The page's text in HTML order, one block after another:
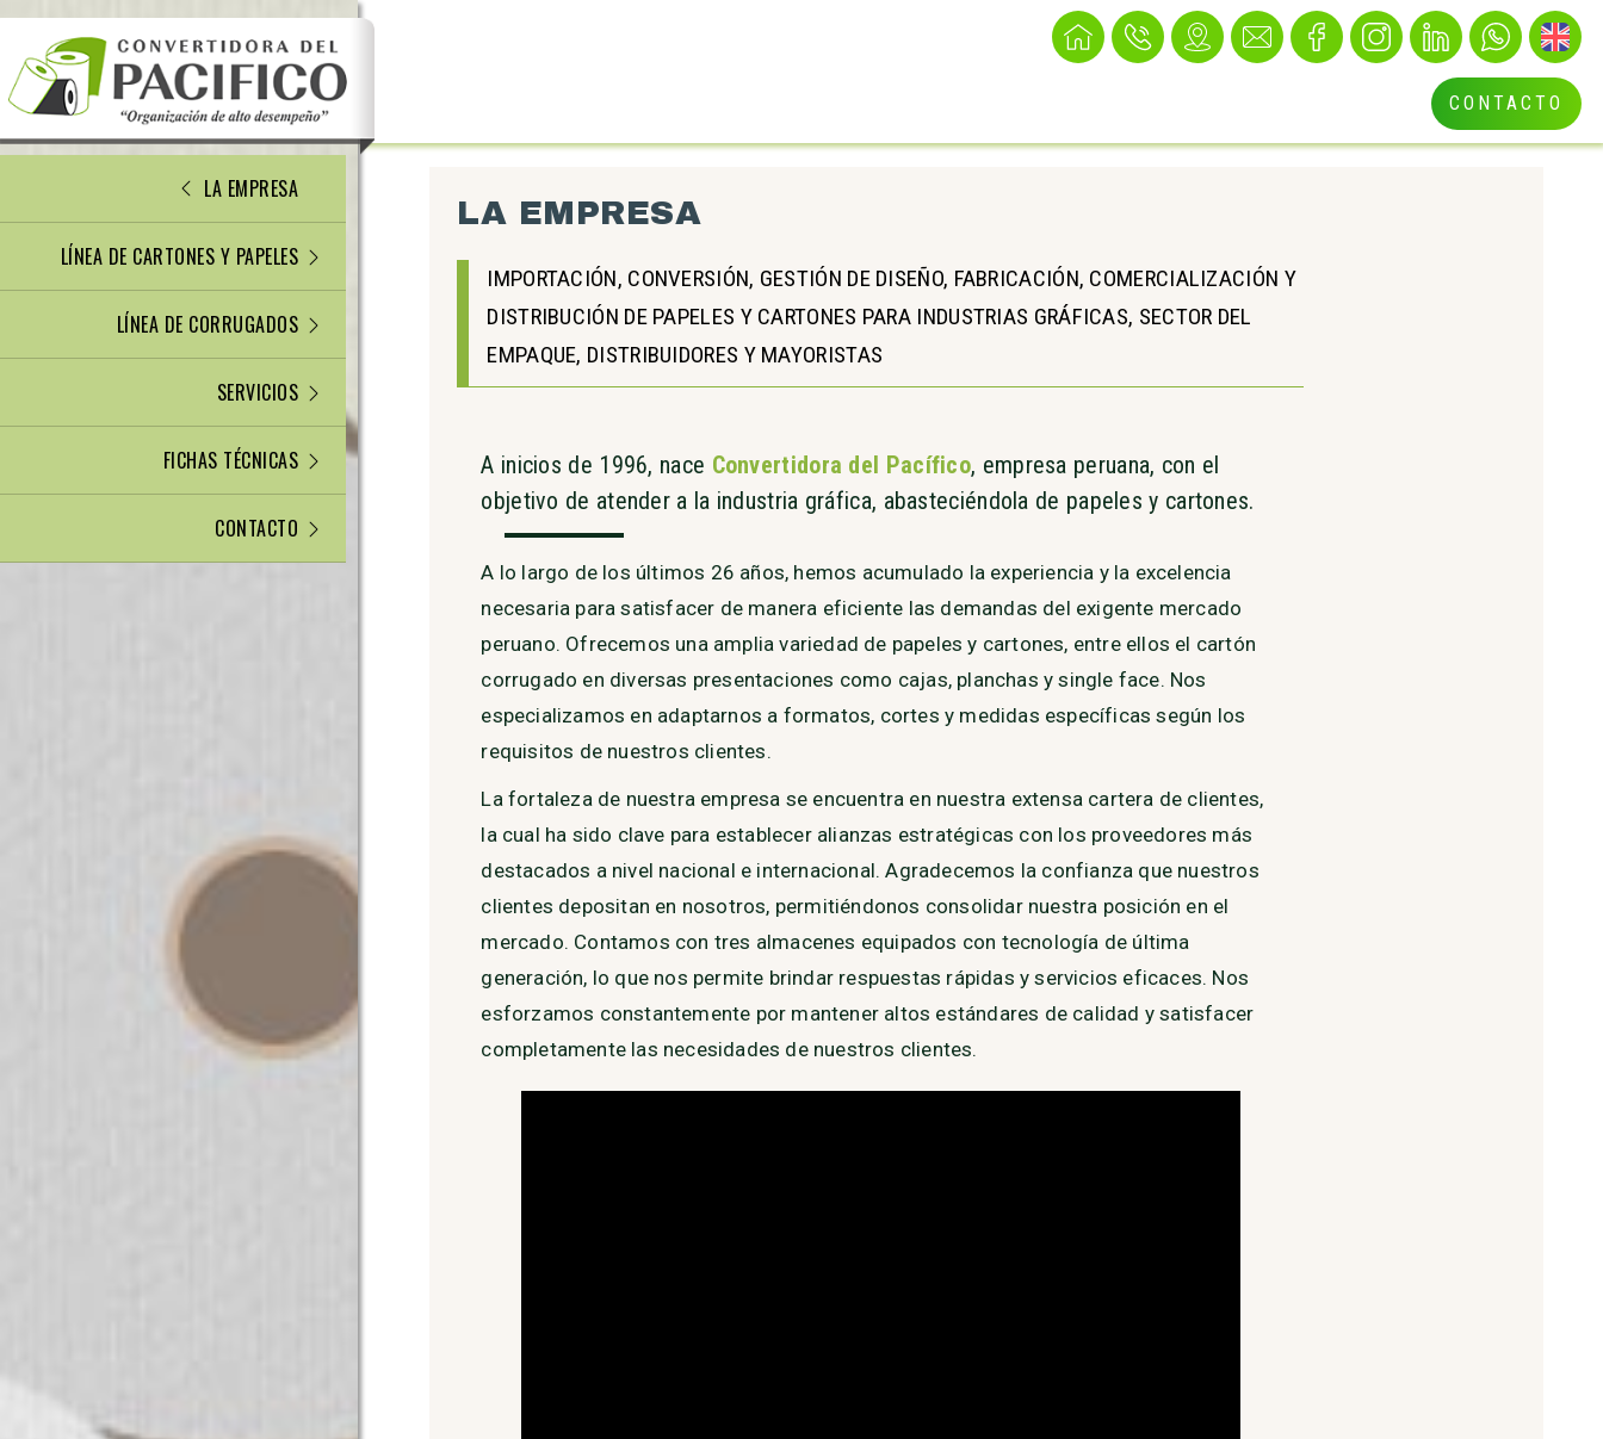
LA EMPRESA
LÍNEA DE CARTONES Y PAPELES
LÍNEA DE CORRUGADOS
SERVICIOS
FICHAS TÉCNICAS
CONTACTO
CONTACTO
LA EMPRESA
IMPORTACIÓN, CONVERSIÓN, GESTIÓN DE DISEÑO, FABRICACIÓN, COMERCIALIZACIÓN Y
DISTRIBUCIÓN DE PAPELES Y CARTONES PARA INDUSTRIAS GRÁFICAS, SECTOR DEL
EMPAQUE, DISTRIBUIDORES Y MAYORISTAS
A inicios de 1996, nace Convertidora del Pacífico, empresa peruana, con el
objetivo de atender a la industria gráfica, abasteciéndola de papeles y cartones.
A lo largo de los últimos 26 años, hemos acumulado la experiencia y la excelencia
necesaria para satisfacer de manera eficiente las demandas del exigente mercado
peruano. Ofrecemos una amplia variedad de papeles y cartones, entre ellos el cartón
corrugado en diversas presentaciones como cajas, planchas y single face. Nos
especializamos en adaptarnos a formatos, cortes y medidas específicas según los
requisitos de nuestros clientes.
La fortaleza de nuestra empresa se encuentra en nuestra extensa cartera de clientes,
la cual ha sido clave para establecer alianzas estratégicas con los proveedores más
destacados a nivel nacional e internacional. Agradecemos la confianza que nuestros
clientes depositan en nosotros, permitiéndonos consolidar nuestra posición en el
mercado. Contamos con tres almacenes equipados con tecnología de última
generación, lo que nos permite brindar respuestas rápidas y servicios eficaces. Nos
esforzamos constantemente por mantener altos estándares de calidad y satisfacer
completamente las necesidades de nuestros clientes.